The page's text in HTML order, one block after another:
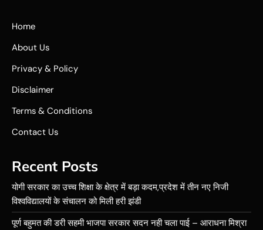
Home
About Us
Privacy & Policy
Disclaimer
Terms & Conditions
Contact Us
Recent Posts
योगी सरकार का उच्च शिक्षा के क्षेत्र में बड़ा कदम,प्रदेश में तीन नए निजी
विश्वविद्यालयों के संचालन को मिली हरी झंडी
पूर्ण बहुमत की डरी सहमी भाजपा सरकार सदन नही चला पाई – आराधना मिश्रा